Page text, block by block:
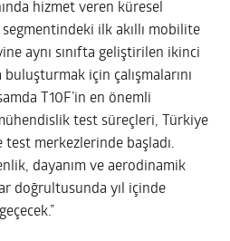
hizmet veren küresel
ilk akıllı mobilite
aynı sınıfta geliştirilen ikinci
buluşturmak için çalışmalarını
T10F’in en önemli
test süreçleri, Türkiye
test merkezlerinde başladı.
dayanım ve aerodinamik
doğrultusunda yıl içinde